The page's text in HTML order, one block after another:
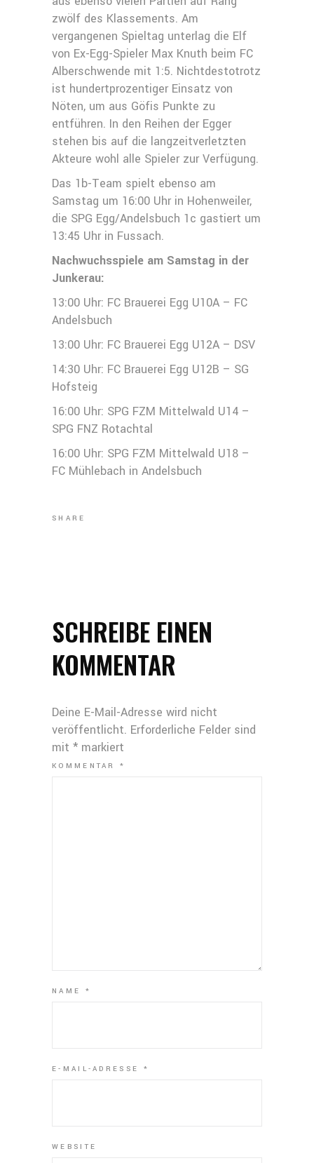
zwölf des Klassements. Am
vergangenen Spieltag unterlag die Elf
von Ex-Egg-Spieler Max Knuth beim FC
Alberschwende mit 1:5. Nichtdestotrotz
ist hundertprozentiger Einsatz von
Nöten, um aus Göfis Punkte zu
entführen. In den Reihen der Egger
stehen bis auf die langzeitverletzten
Akteure wohl alle Spieler zur Verfügung.
Das 1b-Team spielt ebenso am
Samstag um 16:00 Uhr in Hohenweiler,
die SPG Egg/Andelsbuch 1c gastiert um
13:45 Uhr in Fussach.
Nachwuchsspiele am Samstag in der
Junkerau:
13:00 Uhr: FC Brauerei Egg U10A – FC
Andelsbuch
13:00 Uhr: FC Brauerei Egg U12A – DSV
14:30 Uhr: FC Brauerei Egg U12B – SG
Hofsteig
16:00 Uhr: SPG FZM Mittelwald U14 –
SPG FNZ Rotachtal
16:00 Uhr: SPG FZM Mittelwald U18 –
FC Mühlebach in Andelsbuch
SHARE
SCHREIBE EINEN
KOMMENTAR
Deine E-Mail-Adresse wird nicht
veröffentlicht. Erforderliche Felder sind
mit * markiert
KOMMENTAR*
NAME *
E-MAIL-ADRESSE *
WEBSITE